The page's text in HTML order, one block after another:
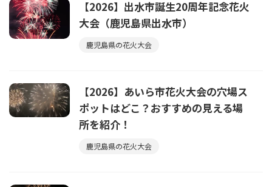
【2026】出水市誕生20周年記念花火
大会（鹿児島県出水市）
鹿児島県の花火大会
【2026】あいら市花火大会の穴場ス
ポットはどこ？おすすめの見える場
所を紹介！
鹿児島県の花火大会